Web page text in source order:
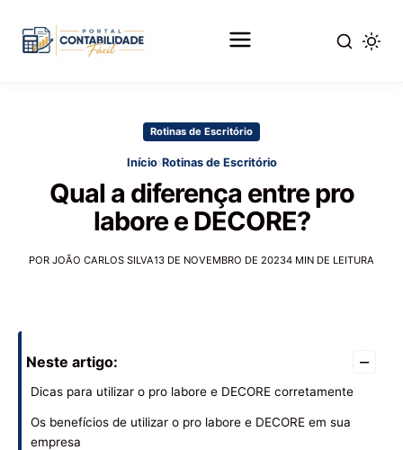
principal
Rotinas de Escritório
Início›Rotinas de Escritório
Qual a diferença entre pro
labore e DECORE?
POR JOÃO CARLOS SILVA13 DE NOVEMBRO DE 20234 MIN DE LEITURA
Neste artigo: –
Dicas para utilizar o pro labore e DECORE corretamente
Os benefícios de utilizar o pro labore e DECORE em sua
empresa